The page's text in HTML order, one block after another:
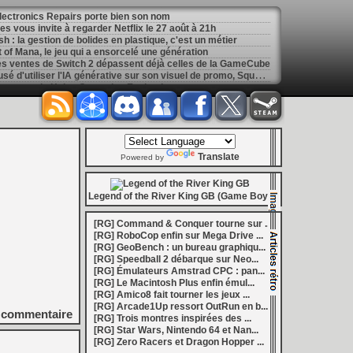
Repairs porte bien son nom
vous invite à regarder Netflix le 27 août à 21h
: la gestion de bolides en plastique, c'est un métier
Mana, le jeu qui a ensorcelé une génération
ventes de Switch 2 dépassent déjà celles de la GameCube
[
GK] Kingdom Hearts : accusé d'utiliser l'IA générative sur son visuel de promo, Square Enix invoque « l'erreur humaine »
autour de Halo : Campaign Evolved
[
GK] Inspiré par System Shock 2 et Doom 3, le FPS DERELIKT veut vous foutre la trouille à la fin 2026
l’affichage emblématique de la Game Boy
Éclatants » arriveront sur Switch 2 en octobre
[
LS] [XB360] Xbox360BadUpdate v1.3 l'exploit Xbox 360 gagne en fiabilité et ajoute un mode de récupération
: après un accueil mitigé, Game Freak va revoir sa copie
Champions Tactics, le jeu NFT ferme ses portes
: l'hymne ultime à la solitude a déjà quarante ans
le maintien des jeux physiques pour les joueurs
27 veut apporter du sang neuf avec le mode The Grounds
médiéval à petit prix pour la rentrée
inspiré des Zelda de la Game Boy arrivera à la rentrée 2026
Vault arrive sur le marché en 1.0
Hunter Wilds avec un prologue gratuit
[
GK] Mémoire cash - Retour sur Hybrid Heaven, l'étrange exclusivité Konami de la Nintendo 64
[
GK] Nouvelle grève à Quantic Dream (Detroit : Become Human) contre les 115 licenciements
[
GK] Mafia The Old Country : l'extension « Homme d'honneur » se dévoile avant sa sortie
Boy disponibles sur le Nintendo Switch Online
Dead : Streets of Survival tient sa date de sortie
la 1.0, Amplitude bourre les nouvelles factions
[
LS] [PS5] BD-JB5 : Gezine renomme son exploit Blu-ray Java pour PS5, avec un support confirmé jusqu'au 13.42
commentaire
Powered by Translate
Legend of the River King GB (Game Boy)
[RG] Command & Conquer tourne sur ...
[RG] RoboCop enfin sur Mega Drive ...
[RG] GeoBench : un bureau graphiqu...
[RG] Speedball 2 débarque sur Neo...
[RG] Émulateurs Amstrad CPC : pan...
[RG] Le Macintosh Plus enfin émul...
[RG] Amico8 fait tourner les jeux ...
[RG] Arcade1Up ressort OutRun en b...
[RG] Trois montres inspirées des ...
[RG] Star Wars, Nintendo 64 et Nan...
[RG] Zero Racers et Dragon Hopper ...